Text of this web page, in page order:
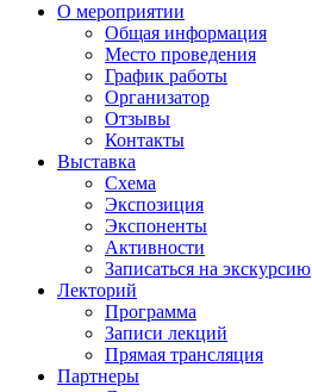
О мероприятии
Общая информация
Место проведения
График работы
Организатор
Отзывы
Контакты
Выставка
Схема
Экспозиция
Экспоненты
Активности
Записаться на экскурсию
Лекторий
Программа
Записи лекций
Прямая трансляция
Партнеры